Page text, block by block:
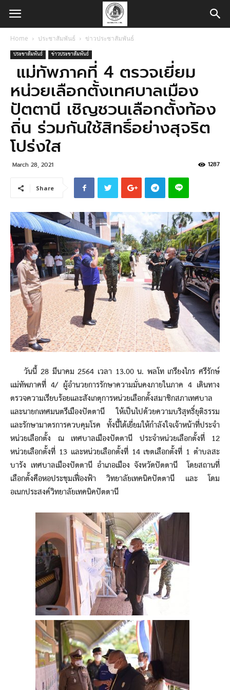
Home ประชาสัมพันธ์ ข่าวประชาสัมพันธ์
ประชาสัมพันธ์ ข่าวประชาสัมพันธ์
แม่ทัพภาคที่ 4 ตรวจเยี่ยม
หน่วยเลือกตั้งเทศบาลเมือง
ปัตตานี เชิญชวนเลือกตั้งท้อง
ถิ่น ร่วมกันใช้สิทธิ์อย่างสุจริต
โปร่งใส
March 28, 2021 1287
Share
วันนี้ 28 มีนาคม 2564 เวลา 13.00 น. พลโท เกรียงไกร ศรีรักษ์
แม่ทัพภาคที่ 4/ ผู้อำนวยการรักษาความมั่นคงภายในภาค 4 เดินทาง
ตรวจความเรียบร้อยและสังเกตุการหน่วยเลือกตั้งสมาชิกสภาเทศบาล
และนายกเทศมนตรีเมืองปัตตานี ให้เป็นไปด้วยความบริสุทธิ์ยุติธรรม
และรักษามาตรการควบคุมโรค ทั้งนี้ได้เยี่ยมให้กำลังใจเจ้าหน้าที่ประจำ
หน่วยเลือกตั้ง ณ เทศบาลเมืองปัตตานี ประจำหน่วยเลือกตั้งที่ 12
หน่วยเลือกตั้งที่ 13 และหน่วยเลือกตั้งที่ 14 เขตเลือกตั้งที่ 1 ตำบลสะ
บารัง เทศบาลเมืองปัตตานี อำเภอเมือง จังหวัดปัตตานี โดยสถานที่
เลือกตั้งคือหอประชุมเฟื่องฟ้า วิทยาลัยเทคนิคปัตตานี และ โดม
อเนกประสงค์วิทยาลัยเทคนิคปัตตานี